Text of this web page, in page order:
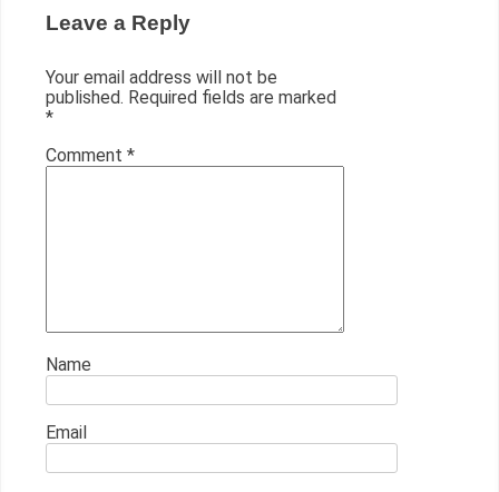
Leave a Reply
Your email address will not be
published. Required fields are marked
*
Comment *
Name
Email